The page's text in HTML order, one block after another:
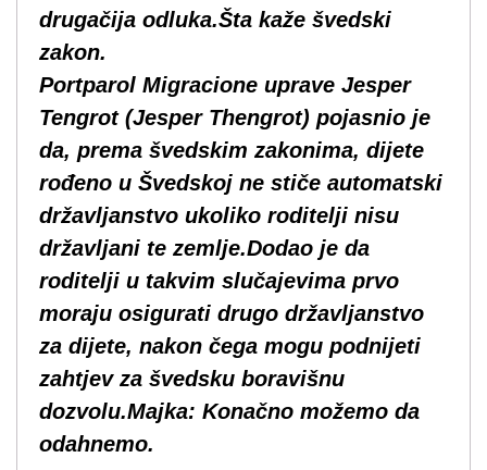
drugačija odluka.Šta kaže švedski
zakon.
Portparol Migracione uprave Jesper
Tengrot (Jesper Thengrot) pojasnio je
da, prema švedskim zakonima, dijete
rođeno u Švedskoj ne stiče automatski
državljanstvo ukoliko roditelji nisu
državljani te zemlje.Dodao je da
roditelji u takvim slučajevima prvo
moraju osigurati drugo državljanstvo
za dijete, nakon čega mogu podnijeti
zahtjev za švedsku boravišnu
dozvolu.Majka: Konačno možemo da
odahnemo.